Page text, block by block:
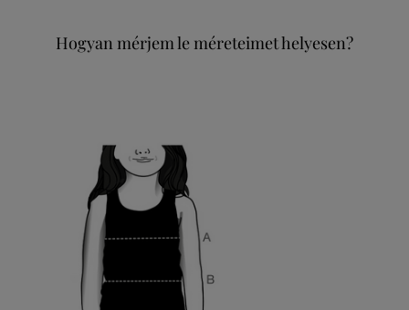
Hogyan mérjem le méreteimet helyesen?